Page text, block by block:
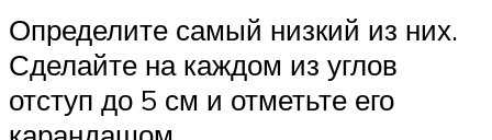
Определите самый низкий из них.
Сделайте на каждом из углов
отступ до 5 см и отметьте его